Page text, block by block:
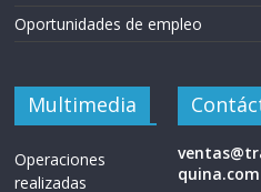
Oportunidades de empleo
Multimedia
Operaciones
realizadas
quina.com